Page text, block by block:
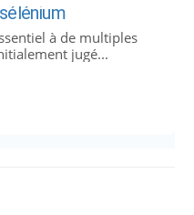
à de multiples
jugé...